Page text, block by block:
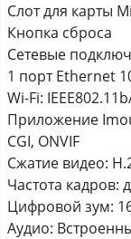
Слот для карты
Кнопка сброса
Сетевые
1 порт Ethernet
Wi-Fi:
Приложение
CGI, ONVIF
Сжатие видео:
Частота кадров:
Цифровой зум:
Аудио: